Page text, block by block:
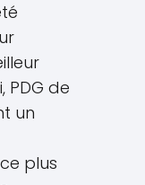
PDG de
un
plus